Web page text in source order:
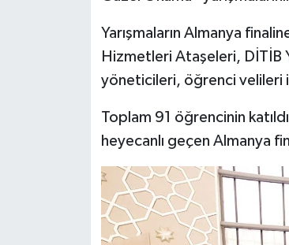
Yarışmaların Almanya
Hizmetleri Ataşeleri, DİTİB
yöneticileri, öğrenci velileri
Toplam 91 öğrencinin
heyecanlı geçen Almanya
Bitlis Müftülüğü
Bolu Müftülüğü
Burdur Müftülüğü
Çanakkale Müftülüğü
Çankırı Müftülüğü
Makaleler
Bilim, Teknoloji